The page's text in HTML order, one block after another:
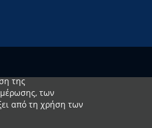
της
των
από τη χρήση των